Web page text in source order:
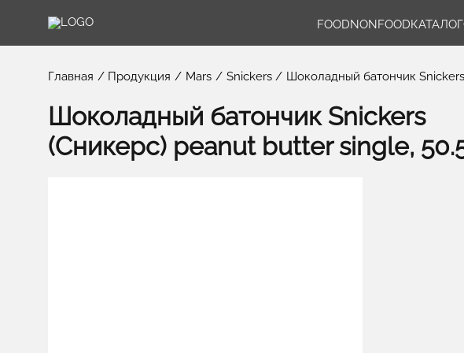
FOODNONFOODКАТАЛОГ
Главная Продукция Mars Snickers Шоколадный батончик
Шоколадный батончик Snickers
(Сникерс) peanut butter single,